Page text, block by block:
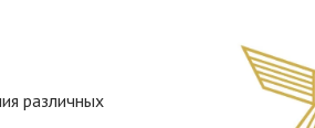
различных